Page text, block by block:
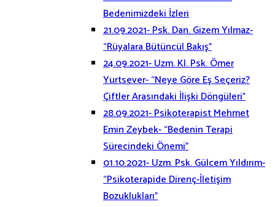
Bedenimizdeki İzleri
21.09.2021- Psk. Dan. Gizem Yılmaz-
“Rüyalara Bütüncül Bakış”
24.09.2021- Uzm. Kl. Psk. Ömer
Yurtsever- “Neye Göre Eş Seçeriz?
Çiftler Arasındaki İlişki Döngüleri”
28.09.2021- Psikoterapist Mehmet
Emin Zeybek- “Bedenin Terapi
Sürecindeki Önemi”
01.10.2021- Uzm. Psk. Gülcem Yıldırım-
“Psikoterapide Direnç-İletişim
Bozuklukları”